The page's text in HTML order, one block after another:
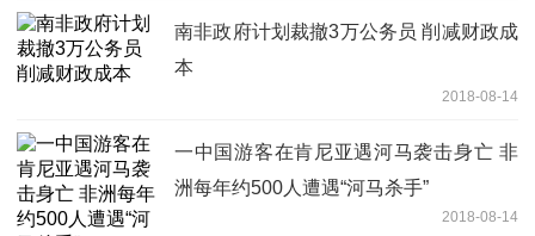
南非政府计划裁撤3万公务员 削减财政成
本
2018-08-14
一中国游客在肯尼亚遇河马袭击身亡 非
洲每年约500人遭遇“河马杀手”
2018-08-14